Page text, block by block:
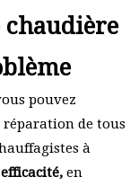
chaudière
pouvez
de tous
à
en